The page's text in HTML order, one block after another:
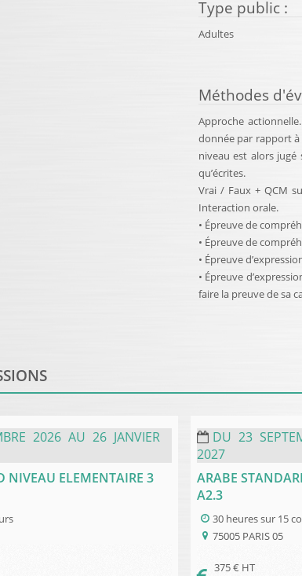
Type public :
Adultes
Méthodes
Approche
donnée par rapport à
niveau est alors
qu’écrites.
Vrai / Faux + QCM
Interaction orale.
• Épreuve de
• Épreuve de
• Épreuve
• Épreuve
faire la preuve de sa
2026 AU 26 JANVIER
NIVEAU ELEMENTAIRE 3
DU 23
2027
ARABE
A2.3
30 heuressur 15
75005 PARIS 05
375€ HT